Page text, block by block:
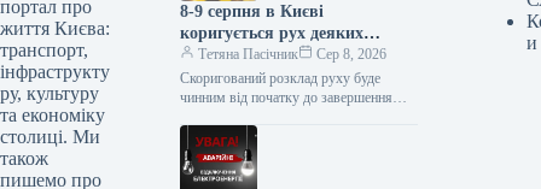
портал про
життя Києва:
транспорт,
інфраструкту
ру, культуру
та економіку
столиці. Ми
також
пишемо про
8-9 серпня в Києві
коригується рух деяких
автобусів та тролейбуса № 34:
повний список
Тетяна Пасічник
Сер 8, 2026
Скоригований розклад руху буде
чинним від початку до завершення
серпня, у столиці…
и